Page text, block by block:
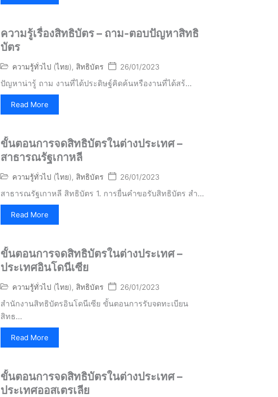
ความรู้เรื่องสิทธิบัตร – ถาม-ตอบปัญหาสิทธิ
บัตร
ความรู้ทั่วไป (ไทย), สิทธิบัตร 26/01/2023
ปัญหาน่ารู้ ถาม งานที่ได้ประดิษฐ์คิดค้นหรืองานที่ได้สร้…
Read More
ขั้นตอนการจดสิทธิบัตรในต่างประเทศ –
สาธารณรัฐเกาหลี
ความรู้ทั่วไป (ไทย), สิทธิบัตร 26/01/2023
สาธารณรัฐเกาหลี สิทธิบัตร 1. การยื่นคำขอรับสิทธิบัตร สำ…
Read More
ขั้นตอนการจดสิทธิบัตรในต่างประเทศ –
ประเทศอินโดนีเซีย
ความรู้ทั่วไป (ไทย), สิทธิบัตร 26/01/2023
สำนักงานสิทธิบัตรอินโดนีเซีย ขั้นตอนการรับจดทะเบียน
สิทธ…
Read More
ขั้นตอนการจดสิทธิบัตรในต่างประเทศ –
ประเทศออสเตรเลีย